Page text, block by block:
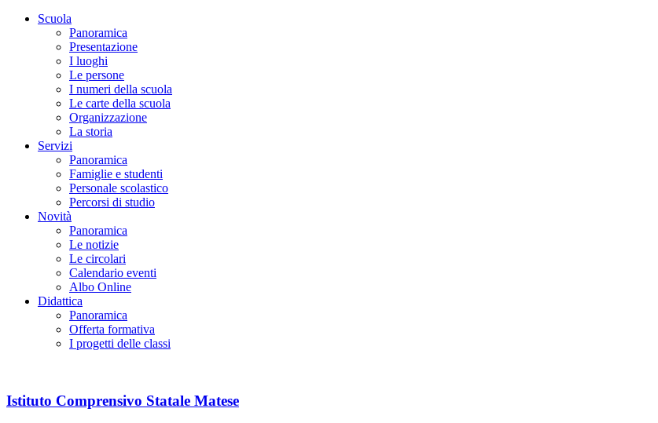
Scuola
Panoramica
Presentazione
I luoghi
Le persone
I numeri della scuola
Le carte della scuola
Organizzazione
La storia
Servizi
Panoramica
Famiglie e studenti
Personale scolastico
Percorsi di studio
Novità
Panoramica
Le notizie
Le circolari
Calendario eventi
Albo Online
Didattica
Panoramica
Offerta formativa
I progetti delle classi
Istituto Comprensivo Statale Matese